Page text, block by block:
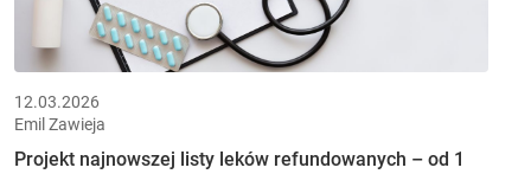
12.03.2026
Emil Zawieja
Projekt najnowszej listy leków refundowanych – od 1